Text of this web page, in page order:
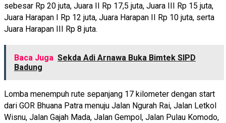
sebesar Rp 20 juta, Juara II Rp 17,5 juta, Juara III Rp 15 juta,
Juara Harapan I Rp 12 juta, Juara Harapan II Rp 10 juta, serta
Juara Harapan III Rp 8 juta.
Baca Juga Sekda Adi Arnawa Buka Bimtek SIPD
Badung
Lomba menempuh rute sepanjang 17 kilometer dengan start
dari GOR Bhuana Patra menuju Jalan Ngurah Rai, Jalan Letkol
Wisnu, Jalan Gajah Mada, Jalan Gempol, Jalan Pulau Komodo,